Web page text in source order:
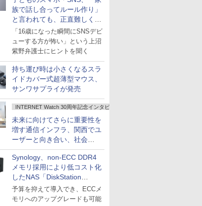
族で話し合ってルール作り」
と言われても、正直難しくな
いですか？
「16歳になった瞬間にSNSデビ
ューする方が怖い」という上沼
紫野弁護士にヒントを聞く
持ち運び時は小さくなるスラ
イドカバー式超薄型マウス、
サンワサプライが発売
INTERNET Watch 30周年記念インタビュー
未来に向けてさらに重要性を
増す通信インフラ、関西でユ
ーザーと向き合い、社会
の“あたらしい”を起動し続け
る～オプテージ
Synology、non-ECC DDR4
メモリ採用により低コスト化
したNAS「DiskStation
neo+」シリーズ
予算を抑えて導入でき、ECCメ
モリへのアップグレードも可能